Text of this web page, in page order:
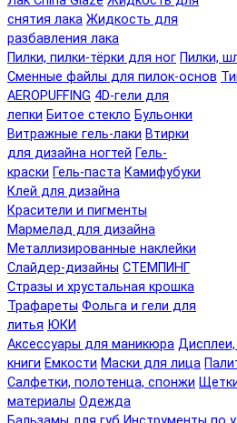
снятия лака Жидкость для
разбавления лака
Пилки, пилки-тёрки для ног Пилки,
Сменные файлы для пилок-основ
AEROPUFFING 4D-гели для
лепки Битое стекло Бульонки
Витражные гель-лаки Втирки
для дизайна ногтей Гель-
краски Гель-паста Камифубуки
Клей для дизайна
Красители и пигменты
Мармелад для дизайна
Металлизированные наклейки
Слайдер-дизайны СТЕМПИНГ
Стразы и хрустальная крошка
Трафареты Фольга и гели для
литья ЮКИ
Аксессуары для маникюра
книги Емкости Маски для лица
Салфетки, полотенца, спонжи
материалы Одежда